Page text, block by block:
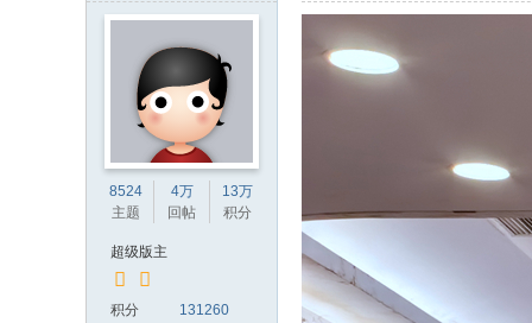
8524
主题
4万
回帖
13万
积分
超级版主
积分 131260